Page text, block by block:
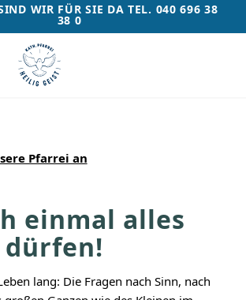
WIR FÜR SIE DA TEL. 040 696 38
38 0
Pfarrei an
einmal alles
dürfen!
lang: Die Fragen nach Sinn, nach